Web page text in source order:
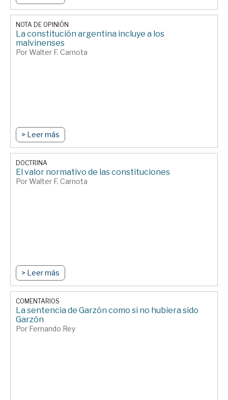
NOTA DE OPINIÓN
La constitución argentina incluye a los
malvinenses
Por Walter F. Carnota
> Leer más
DOCTRINA
El valor normativo de las constituciones
Por Walter F. Carnota
> Leer más
COMENTARIOS
La sentencia de Garzón como si no hubiera sido
Garzón
Por Fernando Rey